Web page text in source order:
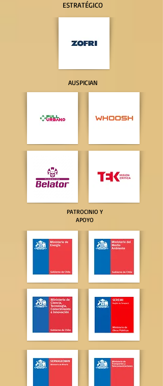
ESTRATÉGICO
AUSPICIAN
PATROCINIO Y
APOYO